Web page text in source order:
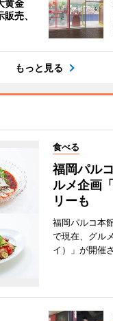
黄金
売、
もっと見る
食べる
福岡パル
ルメ企画
リーも
福岡パルコ本
で現在、グル
イ）」が開催